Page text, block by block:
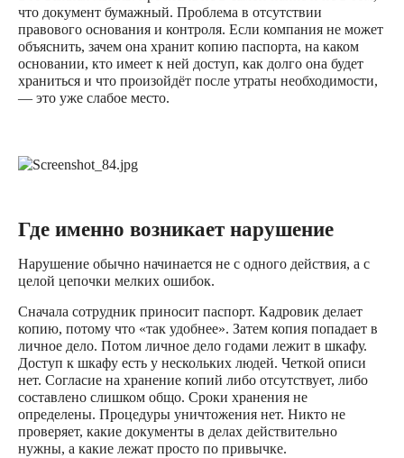
что документ бумажный. Проблема в отсутствии
правового основания и контроля. Если компания не может
объяснить, зачем она хранит копию паспорта, на каком
основании, кто имеет к ней доступ, как долго она будет
храниться и что произойдёт после утраты необходимости,
— это уже слабое место.
Где именно возникает нарушение
Нарушение обычно начинается не с одного действия, а с
целой цепочки мелких ошибок.
Сначала сотрудник приносит паспорт. Кадровик делает
копию, потому что «так удобнее». Затем копия попадает в
личное дело. Потом личное дело годами лежит в шкафу.
Доступ к шкафу есть у нескольких людей. Четкой описи
нет. Согласие на хранение копий либо отсутствует, либо
составлено слишком общо. Сроки хранения не
определены. Процедуры уничтожения нет. Никто не
проверяет, какие документы в делах действительно
нужны, а какие лежат просто по привычке.